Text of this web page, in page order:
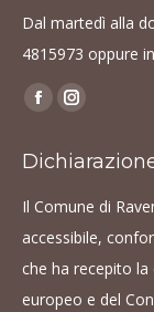
Dal martedì alla
4815973 oppure
Find us on:
Facebook
opens
Instagram
opens
Il Comune di
accessibile,
che ha recepito
europeo e del